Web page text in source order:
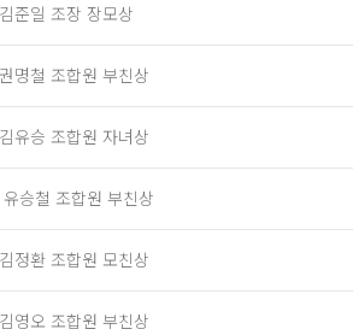
준일 조장 장모상
명철 조합원 부친상
유승 조합원 자녀상
승철 조합원 부친상
정환 조합원 모친상
영오 조합원 부친상